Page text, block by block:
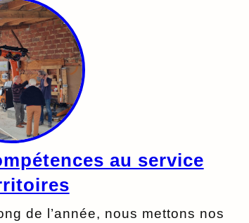
au service
de l’année, nous mettons nos